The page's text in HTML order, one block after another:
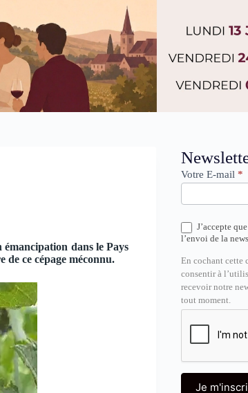
dans le Pays
ce cépage méconnu.
Newsletter
Votre E-mail *
J’accepte
l’envoi de la
En cochant cette
consentir à
recevoir notre
tout moment.
Je